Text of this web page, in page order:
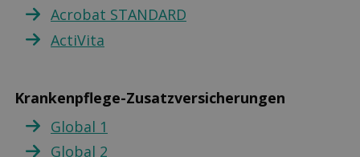
Acrobat STANDARD
ActiVita
Krankenpflege-Zusatzversicherungen
Global 1
Global 2